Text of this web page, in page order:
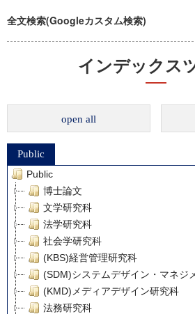
全文検索(Googleカスタム検索)
インデックス
open all
Public
Public
博士論文
文学研究科
法学研究科
社会学研究科
(KBS)経営管理研究科
(SDM)システムデザイン・マネジ
(KMD)メディアデザイン研究科
法務研究科